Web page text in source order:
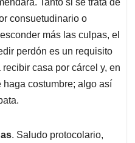
consuetudinario o
más las culpas, el
perdón es un requisito
casa por cárcel y, en
costumbre; algo así
. Saludo protocolario,